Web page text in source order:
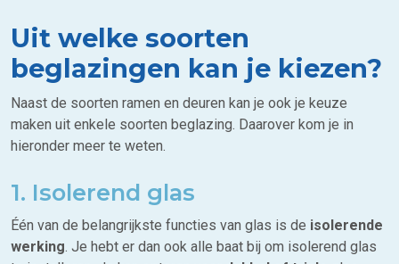
Uit welke soorten
beglazingen kan je kiezen?
Naast de soorten ramen en deuren kan je ook je keuze
maken uit enkele soorten beglazing. Daarover kom je in
hieronder meer te weten.
1. Isolerend glas
Één van de belangrijkste functies van glas is de isolerende
werking. Je hebt er dan ook alle baat bij om isolerend glas